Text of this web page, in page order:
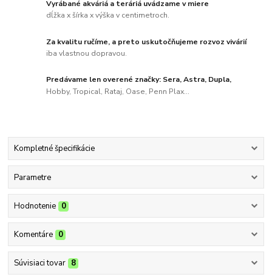
Vyrábané akváriá a teráriá uvádzame v miere
dĺžka x šírka x výška v centimetroch.
Za kvalitu ručíme, a preto uskutočňujeme rozvoz vivárií
iba vlastnou dopravou.
Predávame len overené značky: Sera, Astra, Dupla,
Hobby, Tropical, Rataj, Oase, Penn Plax...
Kompletné špecifikácie
Parametre
Hodnotenie 0
Komentáre 0
Súvisiaci tovar 8